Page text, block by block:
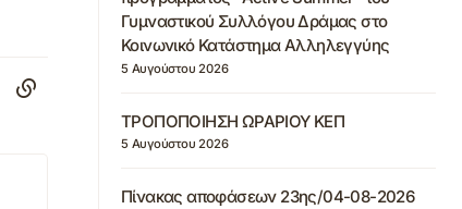
Γυμναστικού Συλλόγου Δράμας στο
Κοινωνικό Κατάστημα Αλληλεγγύης
5 Αυγούστου 2026
ΤΡΟΠΟΠΟΙΗΣΗ ΩΡΑΡΙΟΥ ΚΕΠ
5 Αυγούστου 2026
Πίνακας αποφάσεων 23ης/04-08-2026